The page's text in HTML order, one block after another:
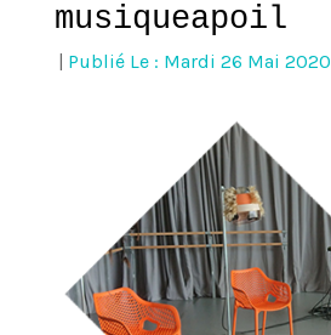
musiqueapoil
Publié Le : Mardi 26 Mai 2020